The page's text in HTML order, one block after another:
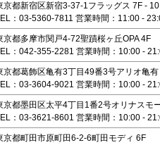
京都新宿区新宿3-37-1フラッグス 7F -
：03-5360-7811 営業時間：11:00 -
京都多摩市関戸4-72聖蹟桜ヶ丘OPA 4F
：042-355-2281 営業時間：10:00 -
京都葛飾区亀有3丁目49番3号アリオ亀
：03-3604-9021 営業時間：10:00 -
京都墨田区太平4丁目1番2号オリナスモ
：03-3621-8601 営業時間：10:00 -
京都町田市原町田6-2-6町田モディ 6F